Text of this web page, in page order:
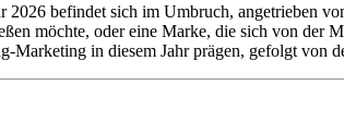
befindet sich im Umbruch, angetrieben
möchte, oder eine Marke, die sich von der
Marketing in diesem Jahr prägen, gefolgt